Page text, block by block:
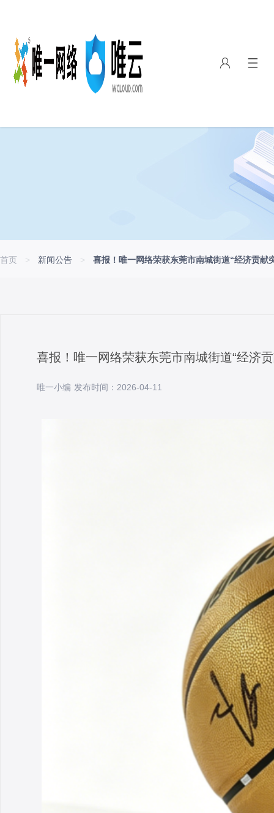
首页 > 新闻公告 > 喜报！唯一网络荣获东莞市南城街道“经济贡献
喜报！唯一网络荣获东莞市南城街道“经济
唯一小编 发布时间：2026-04-11